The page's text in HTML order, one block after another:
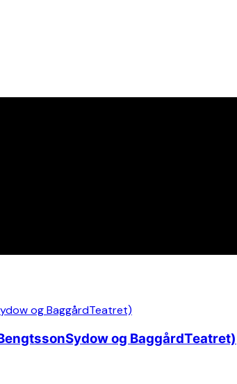
og BaggårdTeatret)